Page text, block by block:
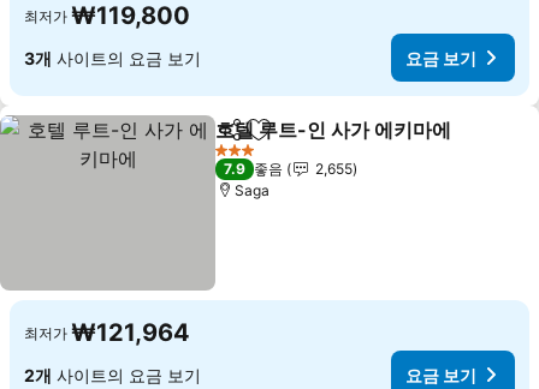
최저가 ₩119,800
3개 사이트의 요금 보기 요금 보기
공유 즐겨찾기에 추가
호텔 루트-인 사가 에키마에
3 성급
7.9 좋음
2,655
Saga
최저가 ₩121,964
2개 사이트의 요금 보기 요금 보기